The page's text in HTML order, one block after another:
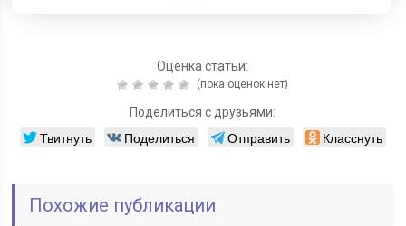
Оценка статьи:
(пока оценок нет)
Поделиться с друзьями:
Твитнуть Поделиться Отправить Класснуть
Похожие публикации